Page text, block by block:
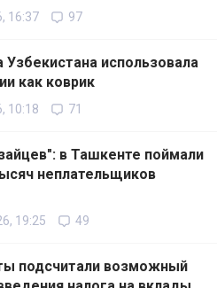
16:37 97
Узбекистана использовала
как коврик
10:18 71
в Ташкенте поймали
неплательщиков
19:25 49
подсчитали возможный